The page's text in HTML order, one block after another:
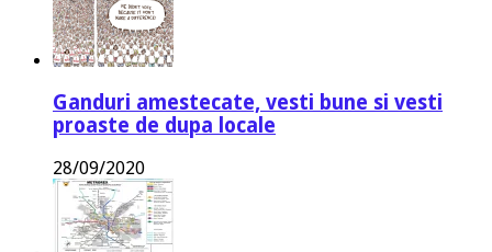
Ganduri amestecate, vesti bune si vesti
proaste de dupa locale
28/09/2020